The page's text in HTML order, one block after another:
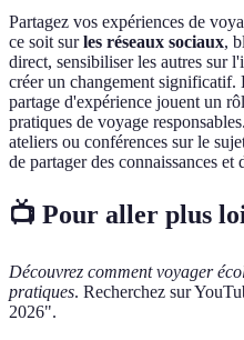
Partagez vos expériences de
ce soit surles réseaux sociaux,
direct, sensibiliser les autres sur
créer un changement significatif.
partage d'expérience jouent un
pratiques de voyage
ateliers ou conférences sur le
de partager des connaissances
📺 Pour aller plus
Découvrez comment voyager
pratiques. Recherchez sur
2026".